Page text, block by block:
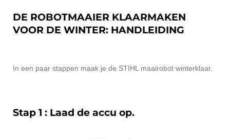
DE ROBOTMAAIER KLAARMAKEN
VOOR DE WINTER: HANDLEIDING
In een paar stappen maak je de STIHL maairobot winterklaar.
Stap 1 : Laad de accu op.